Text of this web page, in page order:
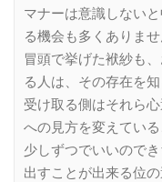
マナーは意識しない
る機会も多くありませ
冒頭で挙げた袱紗も
る人は、その存在を
受け取る側はそれら
への見方を変えている
少しずつでいいので
出すことが出来る位